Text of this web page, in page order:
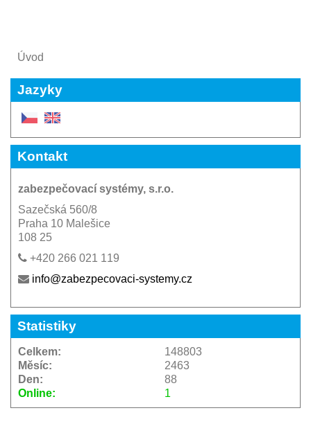
Úvod
Jazyky
Kontakt
zabezpečovací systémy, s.r.o.
Sazečská 560/8
Praha 10 Malešice
108 25
+420 266 021 119
info@zabezpecovaci-systemy.cz
Statistiky
Online: 1
Celkem:
148803
Měsíc:
2463
Den:
88